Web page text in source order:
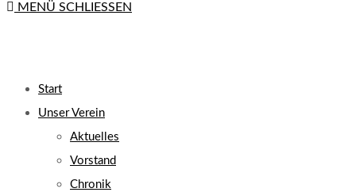
MENÜ SCHLIESSEN
Start
Unser Verein
Aktuelles
Vorstand
Chronik